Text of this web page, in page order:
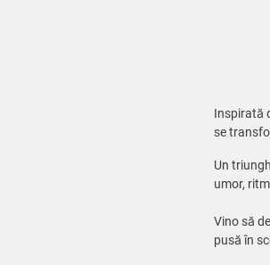
Inspirată
se
Un
umor,
Vino să
pusă în